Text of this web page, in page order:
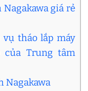
giá rẻ
tháo lắp máy
của Trung tâm
Nagakawa